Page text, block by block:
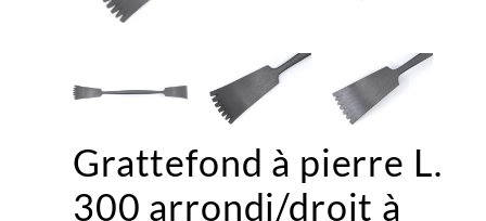
Grattefond à pierre L.
300 arrondi/droit à